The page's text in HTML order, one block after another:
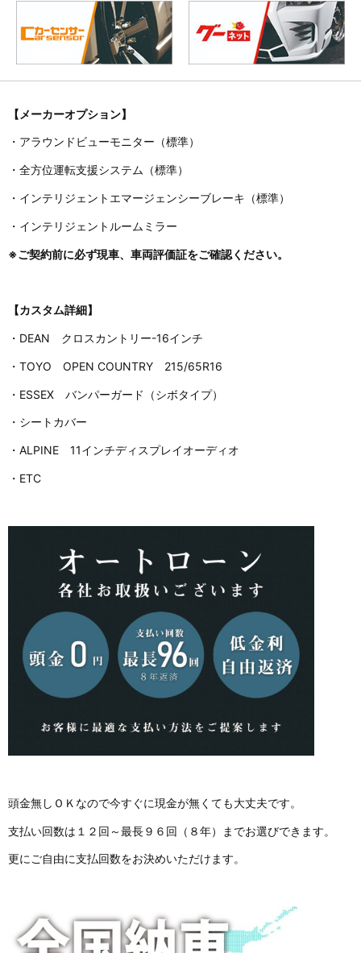
【メーカーオプション】
・アラウンドビューモニター（標準）
・全方位運転支援システム（標準）
・インテリジェントエマージェンシーブレーキ（標準）
・インテリジェントルームミラー
※ご契約前に必ず現車、車両評価証をご確認ください。
【カスタム詳細】
・DEAN クロスカントリー-16インチ
・TOYO OPEN COUNTRY 215/65R16
・ESSEX バンパーガード（シボタイプ）
・シートカバー
・ALPINE 11インチディスプレイオーディオ
・ETC
頭金無しＯＫなので今すぐに現金が無くても大丈夫です。
支払い回数は１２回～最長９６回（８年）までお選びできます。
更にご自由に支払回数をお決めいただけます。